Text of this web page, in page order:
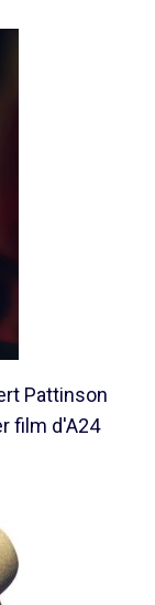
Pattinson
film d'A24